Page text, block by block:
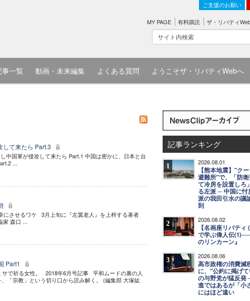
ご支援のお願い
MY PAGE 有料購読 ザ・リバティ
事一覧 動画・未来編集 よくある質問 ようこそザ・リバティWebへ
して来たら Part.3
国軍が侵攻して来たら Part.1 中国は密かに、日本と台
...
させるワケ 3月上旬に『左翼老人』を上梓する著者
森口 ...
Part1
で祈る女性。 2018年6月号記事 平和ムードの裏の人
「宗教」という切り口から読み解く。 (編集部 大塚紘
記事ランキング
1 2026.08.01
【熊本地震】"ク
避難所"で、「防
て冷房を設置しろ
る左派 ─ 中国に忖
派の我田引水の議
到
2 2026.08.02
【名画座リバティ
で学ぶ偉人伝
のリンカーン』
3 2026.08.06
高市政権の消費減
に、"公約に掲げ
の与野党が猛反発
進ではあるが「小
にはほど遠い